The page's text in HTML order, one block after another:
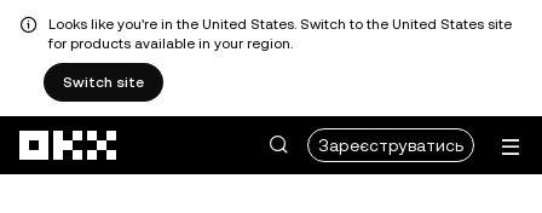
Looks like you're in the United States. Switch to the United States site
for products available in your region.
Switch site
Зареєструватись